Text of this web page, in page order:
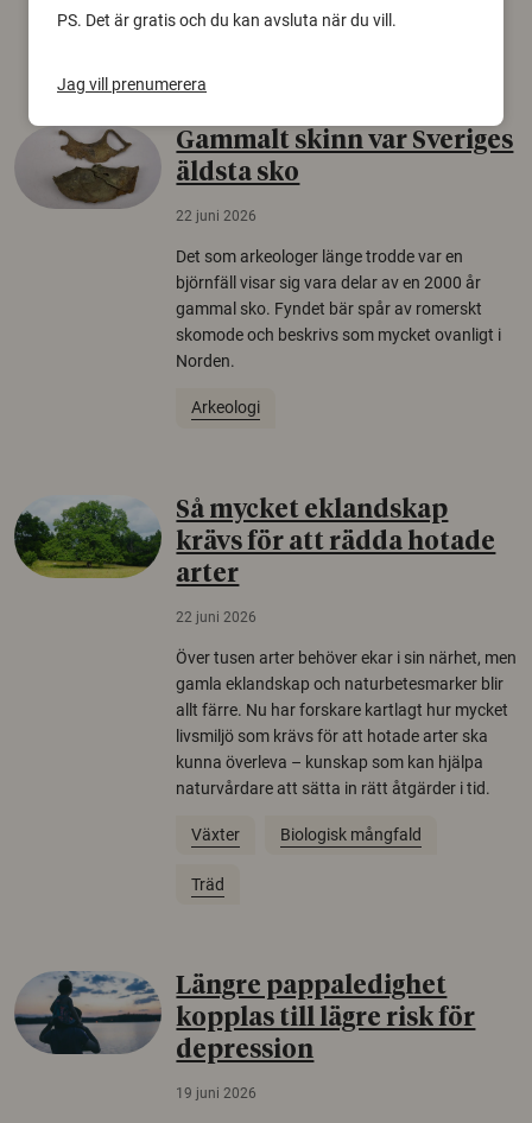
Gammalt skinn var Sveriges
äldsta sko
22 juni 2026
Det som arkeologer länge trodde var en
björnfäll visar sig vara delar av en 2000 år
gammal sko. Fyndet bär spår av romerskt
skomode och beskrivs som mycket ovanligt i
Norden.
Arkeologi
Så mycket eklandskap
krävs för att rädda hotade
arter
22 juni 2026
Över tusen arter behöver ekar i sin närhet, men
gamla eklandskap och naturbetesmarker blir
allt färre. Nu har forskare kartlagt hur mycket
livsmiljö som krävs för att hotade arter ska
kunna överleva – kunskap som kan hjälpa
naturvårdare att sätta in rätt åtgärder i tid.
Växter Biologisk mångfald
Träd
Längre pappaledighet
kopplas till lägre risk för
depression
19 juni 2026
PS. Det är gratis och du kan avsluta när du vill.
Jag vill prenumerera